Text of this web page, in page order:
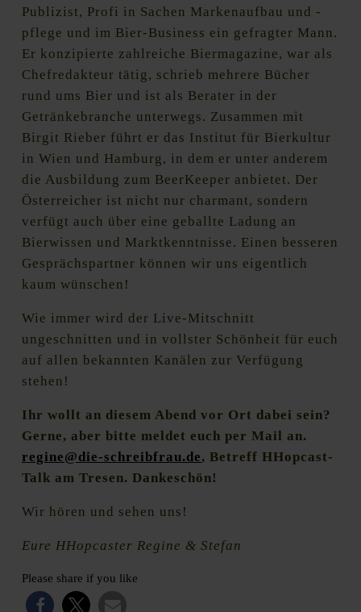
Publizist, Profi in Sachen Markenaufbau und -
pflege und im Bier-Business ein gefragter Mann.
Er konzipierte zahlreiche Biermagazine, war als
Chefredakteur tätig, schrieb mehrere Bücher
rund ums Bier und ist als Berater in der
Getränkebranche unterwegs. Zusammen mit
Birgit Rieber führt er das Institut für Bierkultur
in Wien und Hamburg, in dem er unter anderem
die Ausbildung zum BeerKeeper anbietet. Der
Österreicher ist nicht nur charmant, sondern
verfügt auch über eine geballte Ladung an
Bierwissen und Marktkenntnisse. Einen besseren
Gesprächspartner können wir uns eigentlich
kaum wünschen!
Wie immer wird der Live-Mitschnitt
ungeschnitten und in vollster Schönheit für euch
auf allen bekannten Kanälen zur Verfügung
stehen!
Ihr wollt an diesem Abend vor Ort dabei sein?
Gerne, aber bitte meldet euch per Mail an.
regine@die-schreibfrau.de, Betreff HHopcast-
Talk am Tresen. Dankeschön!
Wir hören und sehen uns!
Eure HHopcaster Regine & Stefan
Please share if you like